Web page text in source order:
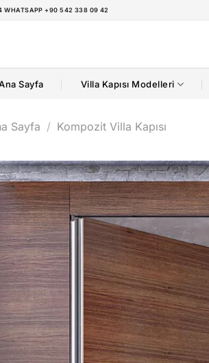
WHATSAPP +90 542 338 09 42
Sayfa Villa Kapısı Modelleri
Sayfa / Kompozit Villa Kapısı